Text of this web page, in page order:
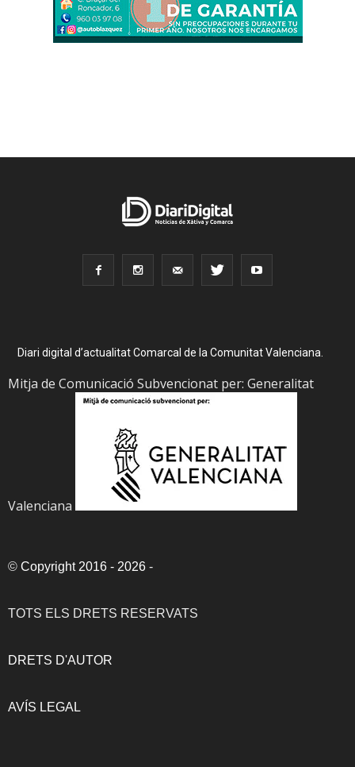
Diari digital d’actualitat Comarcal de la Comunitat Valenciana.
Mitja de Comunicació Subvencionat per: Generalitat
Valenciana
© Copyright 2016 - 2026 -
TOTS ELS DRETS RESERVATS
DRETS D'AUTOR
AVÍS LEGAL